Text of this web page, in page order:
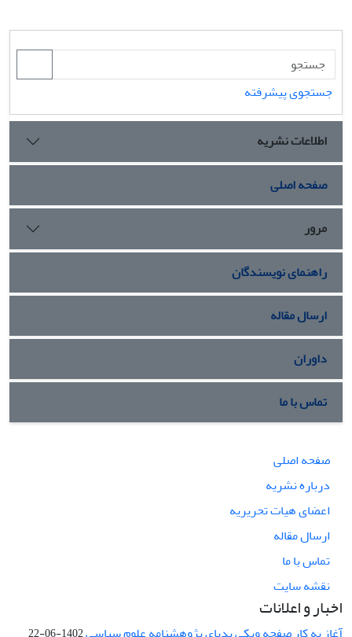
جستجوی پیشرفته
اطلاعات نشریه
صفحه اصلی
مرور
راهنمای نویسندگان
ارسال مقاله
داوران
تماس با ما
صفحه اصلی
درباره نشریه
اعضای هیات تحریریه
ارسال مقاله
تماس با ما
نقشه سایت
اخبار و اعلانات